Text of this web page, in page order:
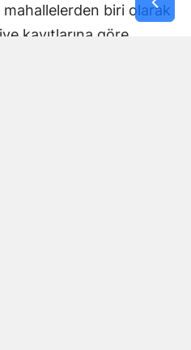
biri olarak
kayıtlarına göre